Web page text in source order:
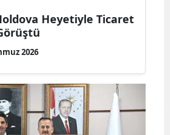
Heyetiyle Ticaret
2026